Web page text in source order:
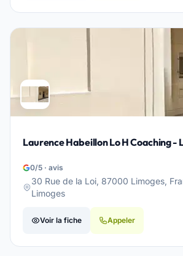
Laurence Habeillon Lo H Coaching -
0/5 · avis
30 Rue de la Loi, 87000 Limoges,
Limoges
Voir la fiche Appeler